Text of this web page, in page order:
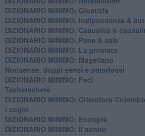
DIZIONARIO MINIMO: Giustizia
DIZIONARIO MINIMO: ​Indipendenza &
DIZIONARIO MINIMO: ​Casualità &
​DIZIONARIO MINIMO: Pane & sale
DIZIONARIO MINIMO: La prostata
​DIZIONARIO MINIMO: Magellano
Nonsense, doppi sensi e paradossi
DIZIONARIO MINIMO: Feci
Techetechetè
DIZIONARIO MINIMO: Cristoforo Colombo
I sogni
DIZIONARIO MINIMO: Entropia
DIZIONARIO MINIMO: il sonno